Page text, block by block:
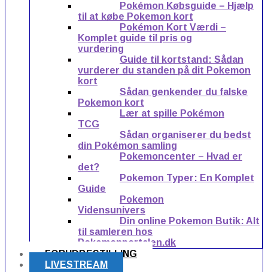
Pokémon Købsguide – Hjælp
til at købe Pokemon kort
Pokémon Kort Værdi –
Komplet guide til pris og
vurdering
Guide til kortstand: Sådan
vurderer du standen på dit Pokemon
kort
Sådan genkender du falske
Pokemon kort
Lær at spille Pokémon
TCG
Sådan organiserer du bedst
din Pokémon samling
Pokemoncenter – Hvad er
det?
Pokemon Typer: En Komplet
Guide
Pokemon
Vidensunivers
Din online Pokemon Butik: Alt
til samleren hos
Pokemonportalen.dk
FORUDBESTILLING
LIVESTREAM